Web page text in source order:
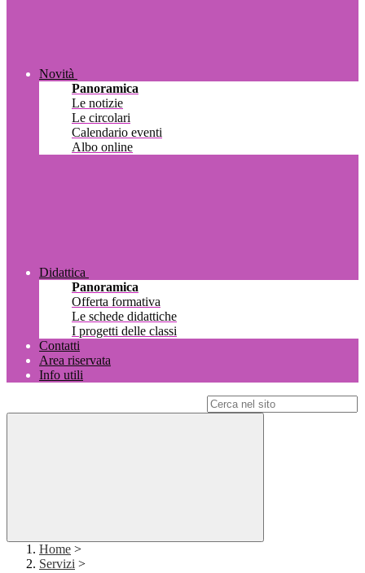
Novità
Panoramica
Le notizie
Le circolari
Calendario eventi
Albo online
Didattica
Panoramica
Offerta formativa
Le schede didattiche
I progetti delle classi
Contatti
Area riservata
Info utili
Home >
Servizi >